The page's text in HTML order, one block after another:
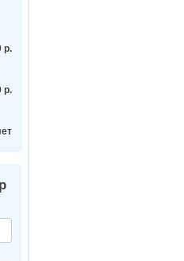
р.
р.